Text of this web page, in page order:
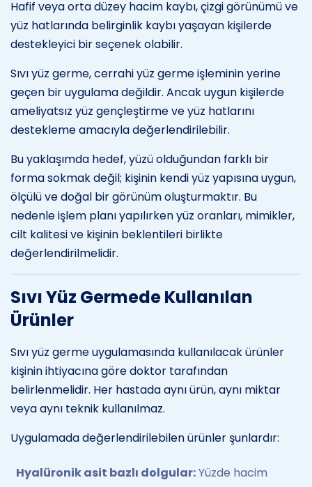
Hafif veya orta düzey hacim kaybı, çizgi görünümü ve
yüz hatlarında belirginlik kaybı yaşayan kişilerde
destekleyici bir seçenek olabilir.
Sıvı yüz germe, cerrahi yüz germe işleminin yerine
geçen bir uygulama değildir. Ancak uygun kişilerde
ameliyatsız yüz gençleştirme ve yüz hatlarını
destekleme amacıyla değerlendirilebilir.
Bu yaklaşımda hedef, yüzü olduğundan farklı bir
forma sokmak değil; kişinin kendi yüz yapısına uygun,
ölçülü ve doğal bir görünüm oluşturmaktır. Bu
nedenle işlem planı yapılırken yüz oranları, mimikler,
cilt kalitesi ve kişinin beklentileri birlikte
değerlendirilmelidir.
Sıvı Yüz Germede Kullanılan
Ürünler
Sıvı yüz germe uygulamasında kullanılacak ürünler
kişinin ihtiyacına göre doktor tarafından
belirlenmelidir. Her hastada aynı ürün, aynı miktar
veya aynı teknik kullanılmaz.
Uygulamada değerlendirilebilen ürünler şunlardır:
Hyalüronik asit bazlı dolgular:Yüzde hacim